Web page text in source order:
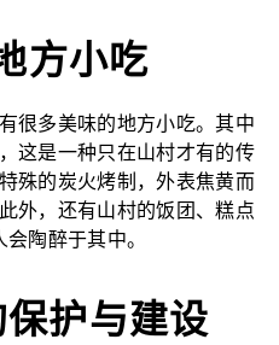
方小吃
很多美味的地方小吃。其中
这是一种只在山村才有的传
殊的炭火烤制，外表焦黄而
外，还有山村的饭团、糕点
陶醉于其中。
护与建设